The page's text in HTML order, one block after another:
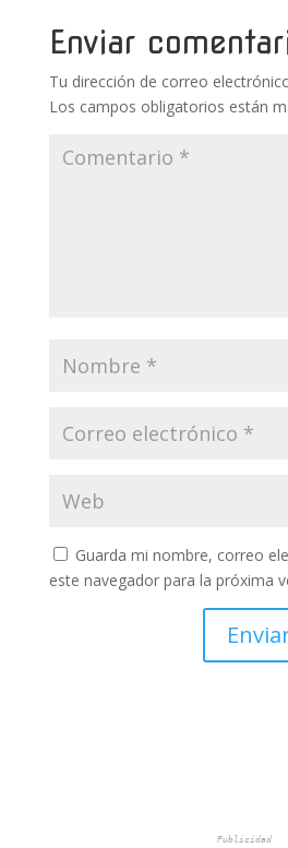
k
Enviar
Tu dirección de correo
Los campos obligatorios están
Guarda mi nombre, correo
este navegador para la próxima
Publicidad